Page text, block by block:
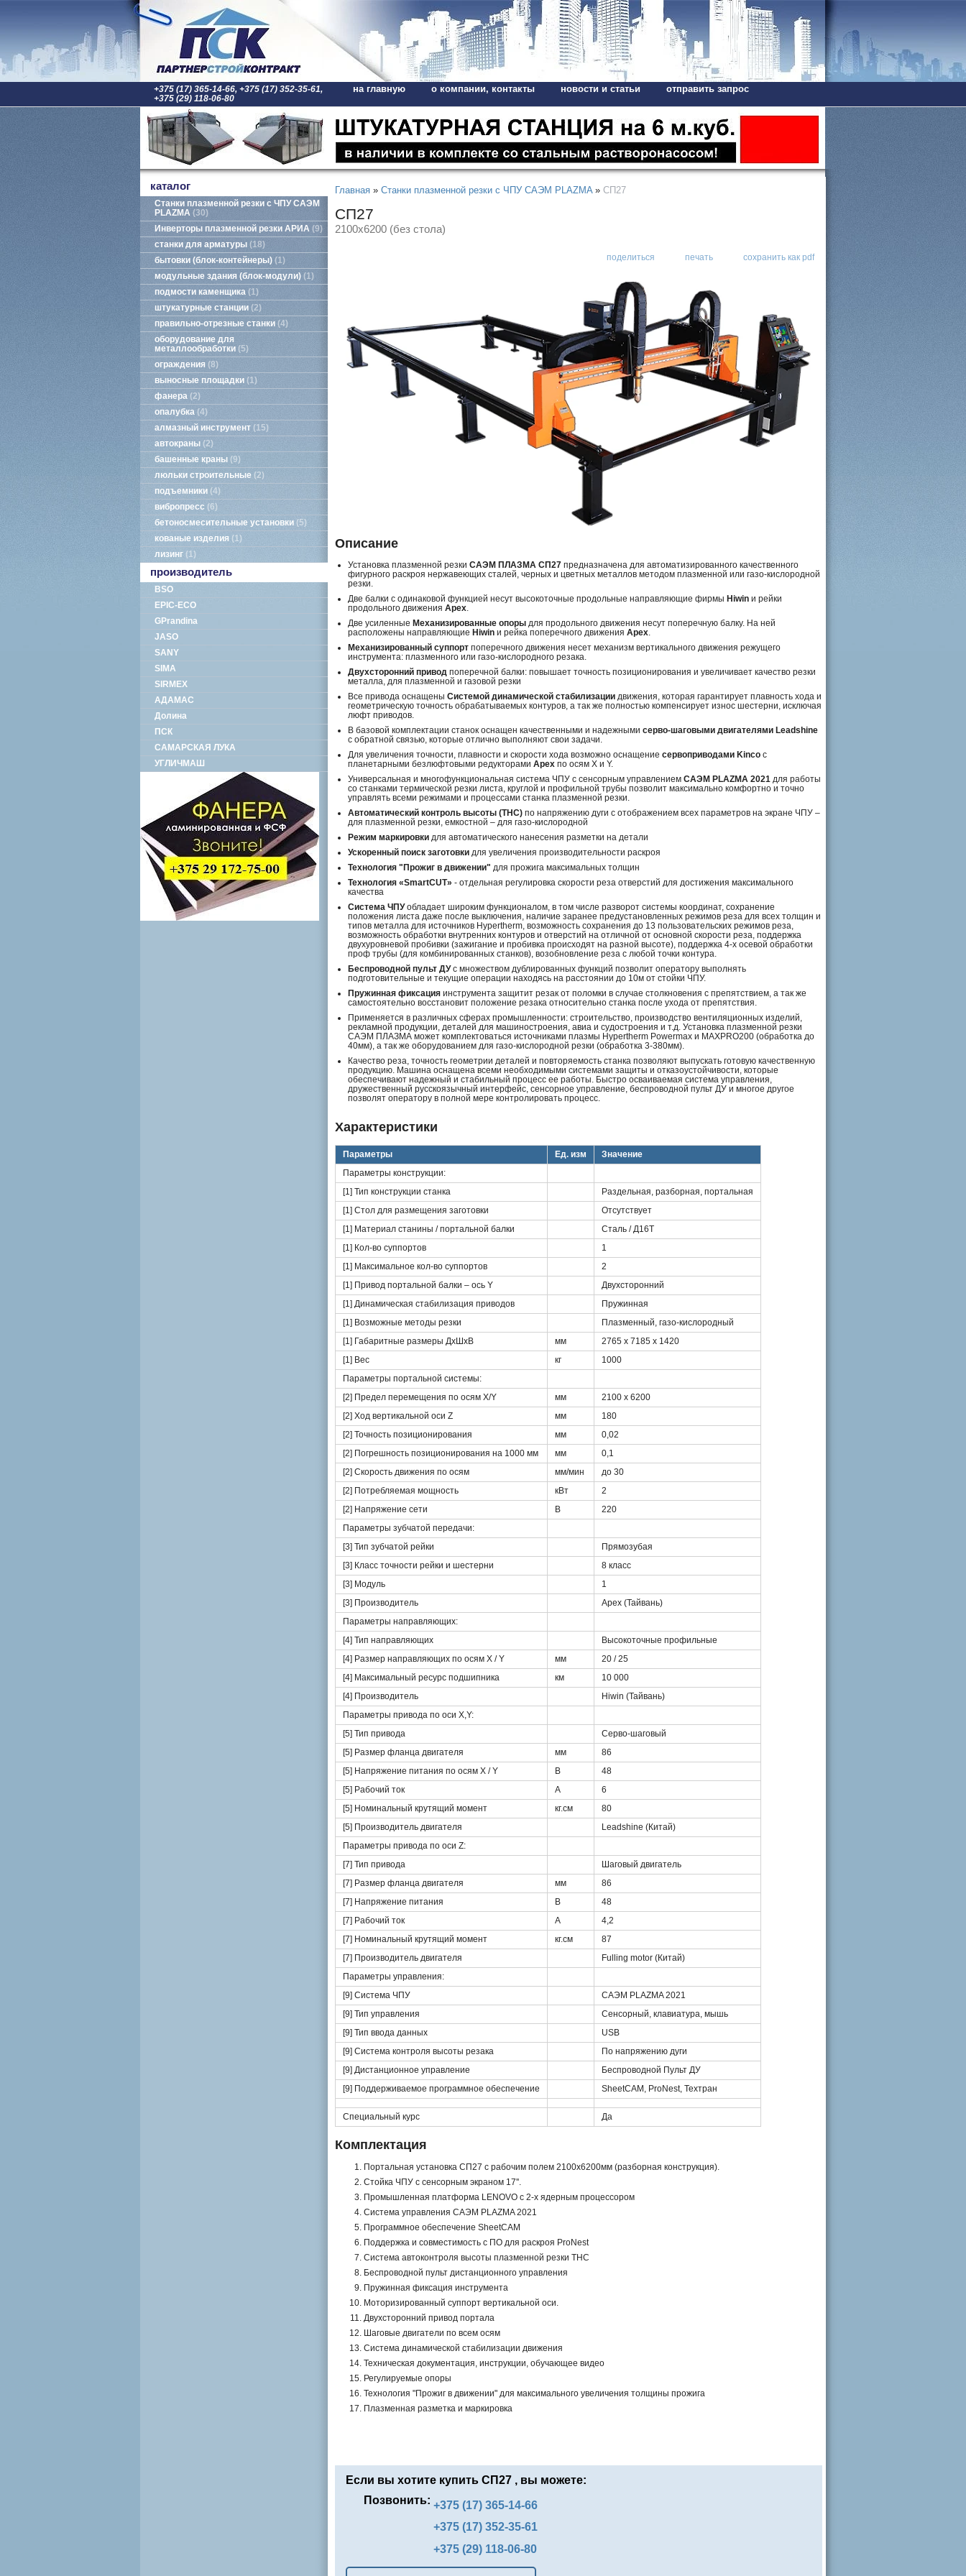
+375 (17) 365-14-66, +375 (17) 352-35-61,
+375 (29) 118-06-80
на главную о компании, контакты новости и статьи отправить запрос
каталог
Станки плазменной резки с ЧПУ САЭМ
PLAZMA 30
Инверторы плазменной резки АРИА 9
станки для арматуры 18
бытовки (блок-контейнеры) 1
модульные здания (блок-модули) 1
подмости каменщика 1
штукатурные станции 2
правильно-отрезные станки 4
оборудование для
металлообработки 5
ограждения 8
выносные площадки 1
фанера 2
опалубка 4
алмазный инструмент 15
автокраны 2
башенные краны 9
люльки строительные 2
подъемники 4
вибропресс 6
бетоносмесительные установки 5
кованые изделия 1
лизинг 1
производитель
BSO
EPIC-ECO
GPrandina
JASO
SANY
SIMA
SIRMEX
АДАМАС
Долина
ПСК
САМАРСКАЯ ЛУКА
УГЛИЧМАШ
Главная » Станки плазменной резки с ЧПУ САЭМ PLAZMA » СП27
СП27
2100x6200 (без стола)
поделиться печать сохранить как pdf
Описание
Установка плазменной резки САЭМ ПЛАЗМА СП27 предназначена для автоматизированного качественного
фигурного раскроя нержавеющих сталей, черных и цветных металлов методом плазменной или газо-кислородной
резки.
Две балки с одинаковой функцией несут высокоточные продольные направляющие фирмы Hiwin и рейки
продольного движения Apex.
Две усиленные Механизированные опоры для продольного движения несут поперечную балку. На ней
расположены направляющие Hiwin и рейка поперечного движения Apex.
Механизированный суппорт поперечного движения несет механизм вертикального движения режущего
инструмента: плазменного или газо-кислородного резака.
Двухсторонний привод поперечной балки: повышает точность позиционирования и увеличивает качество резки
металла, для плазменной и газовой резки
Все привода оснащены Системой динамической стабилизации движения, которая гарантирует плавность хода и
геометрическую точность обрабатываемых контуров, а так же полностью компенсирует износ шестерни, исключая
люфт приводов.
В базовой комплектации станок оснащен качественными и надежными серво-шаговыми двигателями Leadshine
с обратной связью, которые отлично выполняют свои задачи.
Для увеличения точности, плавности и скорости хода возможно оснащение сервоприводами Kinco с
планетарными безлюфтовыми редукторами Apex по осям X и Y.
Универсальная и многофункциональная система ЧПУ c сенсорным управлением САЭМ PLAZMA 2021 для работы
со станками термической резки листа, круглой и профильной трубы позволит максимально комфортно и точно
управлять всеми режимами и процессами станка плазменной резки.
Автоматический контроль высоты (THC) по напряжению дуги с отображением всех параметров на экране ЧПУ –
для плазменной резки, емкостной – для газо-кислородной
Режим маркировки для автоматического нанесения разметки на детали
Ускоренный поиск заготовки для увеличения производительности раскроя
Технология "Прожиг в движении" для прожига максимальных толщин
Технология «SmartCUT» - отдельная регулировка скорости реза отверстий для достижения максимального
качества
Cистема ЧПУобладает широким функционалом, в том числе разворот системы координат, сохранение
положения листа даже после выключения, наличие заранее предустановленных режимов реза для всех толщин и
типов металла для источников Hypertherm, возможность сохранения до 13 пользовательских режимов реза,
возможность обработки внутренних контуров и отверстий на отличной от основной скорости реза, поддержка
двухуровневой пробивки (зажигание и пробивка происходят на разной высоте), поддержка 4-х осевой обработки
проф трубы (для комбинированных станков), возобновление реза с любой точки контура.
Беспроводной пульт ДУс множеством дублированных функций позволит оператору выполнять
подготовительные и текущие операции находясь на расстоянии до 10м от стойки ЧПУ.
Пружинная фиксация инструмента защитит резак от поломки в случае столкновения с препятствием, а так же
самостоятельно восстановит положение резака относительно станка после ухода от препятствия.
Применяется в различных сферах промышленности: строительство, производство вентиляционных изделий,
рекламной продукции, деталей для машиностроения, авиа и судостроения и т.д. Установка плазменной резки
САЭМ ПЛАЗМА может комплектоваться источниками плазмы Hypertherm Powermax и MAXPRO200 (обработка до
40мм), а так же оборудованием для газо-кислородной резки (обработка 3-380мм).
Качество реза, точность геометрии деталей и повторяемость станка позволяют выпускать готовую качественную
продукцию. Машина оснащена всеми необходимыми системами защиты и отказоустойчивости, которые
обеспечивают надежный и стабильный процесс ее работы. Быстро осваиваемая система управления,
дружественный русскоязычный интерфейс, сенсорное управление, беспроводной пульт ДУ и многое другое
позволят оператору в полной мере контролировать процесс.
Характеристики
Параметры Ед. изм
Значение
Параметры конструкции:
[1] Тип конструкции станка
Раздельная, разборная, портальная
[1] Стол для размещения заготовки
Отсутствует
[1] Материал станины / портальной балки
Сталь / Д16Т
[1] Кол-во суппортов
1
[1] Максимальное кол-во суппортов
2
[1] Привод портальной балки – ось Y
Двухсторонний
[1] Динамическая стабилизация приводов
Пружинная
[1] Возможные методы резки
Плазменный, газо-кислородный
[1] Габаритные размеры ДхШхВ
мм
2765 х 7185 х 1420
[1] Вес
кг
1000
Параметры портальной системы:
[2] Предел перемещения по осям X/Y
мм
2100 х 6200
[2] Ход вертикальной оси Z
мм
180
[2] Точность позиционирования
мм
0,02
[2] Погрешность позиционирования на 1000 мм
мм
0,1
[2] Скорость движения по осям
мм/мин
до 30
[2] Потребляемая мощность
кВт
2
[2] Напряжение сети
В
220
Параметры зубчатой передачи:
[3] Тип зубчатой рейки
Прямозубая
[3] Класс точности рейки и шестерни
8 класс
[3] Модуль
1
[3] Производитель
Apex (Тайвань)
Параметры направляющих:
[4] Тип направляющих
Высокоточные профильные
[4] Размер направляющих по осям X / Y
мм
20 / 25
[4] Максимальный ресурс подшипника
км
10 000
[4] Производитель
Hiwin (Тайвань)
Параметры привода по оси X,Y:
[5] Тип привода
Серво-шаговый
[5] Размер фланца двигателя
мм
86
[5] Напряжение питания по осям X / Y
В
48
[5] Рабочий ток
А
6
[5] Номинальный крутящий момент
кг.см
80
[5] Производитель двигателя
Leadshine (Китай)
Параметры привода по оси Z:
[7] Тип привода
Шаговый двигатель
[7] Размер фланца двигателя
мм
86
[7] Напряжение питания
В
48
[7] Рабочий ток
А
4,2
[7] Номинальный крутящий момент
кг.см
87
[7] Производитель двигателя
Fulling motor (Китай)
Параметры управления:
[9] Система ЧПУ
САЭМ PLAZMA 2021
[9] Тип управления
Сенсорный, клавиатура, мышь
[9] Тип ввода данных
USB
[9] Система контроля высоты резака
По напряжению дуги
[9] Дистанционное управление
Беспроводной Пульт ДУ
[9] Поддерживаемое программное обеспечение
SheetCAM, ProNest, Техтран
Специальный курс Да
Комплектация
Портальная установка СП27 с рабочим полем 2100х6200мм (разборная конструкция).
Стойка ЧПУ с сенсорным экраном 17''.
Промышленная платформа LENOVO с 2-х ядерным процессором
Система управления САЭМ PLAZMA 2021
Программное обеспечение SheetCAM
Поддержка и совместимость с ПО для раскроя ProNest
Система автоконтроля высоты плазменной резки THC
Беспроводной пульт дистанционного управления
Пружинная фиксация инструмента
Моторизированный суппорт вертикальной оси.
Двухсторонний привод портала
Шаговые двигатели по всем осям
Система динамической стабилизации движения
Техническая документация, инструкции, обучающее видео
Регулируемые опоры
Технология "Прожиг в движении" для максимального увеличения толщины прожига
Плазменная разметка и маркировка
Если вы хотите купить СП27 , вы можете:
Позвонить: +375 (17) 365-14-66
+375 (17) 352-35-61
+375 (29) 118-06-80